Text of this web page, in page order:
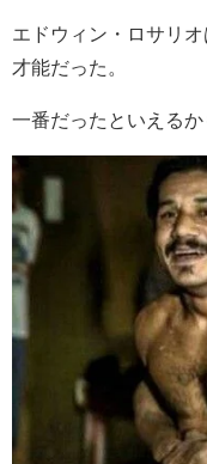
エドウィン・ロサリ
才能だった。
一番だったといえる